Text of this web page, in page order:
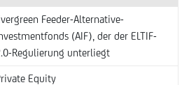
Feeder-Alternative-
(AIF), der der ELTIF-
Regulierung unterliegt
Equity